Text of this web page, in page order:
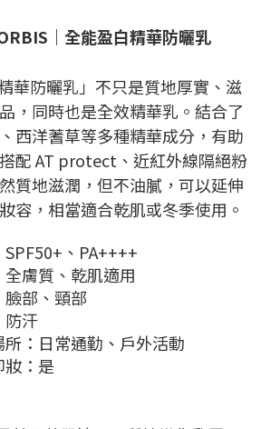
｜全能盈白精華防曬乳
華防曬乳」不只是質地厚實、滋
，同時也是全效精華乳。結合了
西洋蓍草等多種精華成分，有助
配 AT protect、近紅外線隔絕粉
質地滋潤，但不油膩，可以延伸
容，相當適合乾肌或冬季使用。
、PA++++
膚質、乾肌適用
部、頸部
防汗
：日常通勤、戶外活動
妝：是